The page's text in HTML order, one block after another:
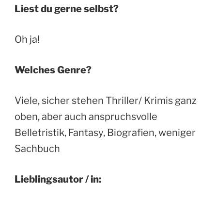
Liest du gerne selbst?
Oh ja!
Welches Genre?
Viele, sicher stehen Thriller/ Krimis ganz
oben, aber auch anspruchsvolle
Belletristik, Fantasy, Biografien, weniger
Sachbuch
Lieblingsautor / in: